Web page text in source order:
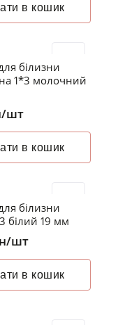
в кошик
білизни
1*3 молочний
/шт
в кошик
білизни
білий 19 мм
/шт
в кошик